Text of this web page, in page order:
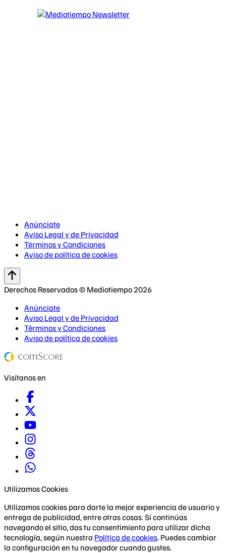
Anúnciate
Aviso Legal y de Privacidad
Términos y Condiciones
Aviso de política de cookies
Derechos Reservados © Mediotiempo 2026
Anúnciate
Aviso Legal y de Privacidad
Términos y Condiciones
Aviso de política de cookies
Visítanos en
Utilizamos Cookies
Utilizamos cookies para darte la mejor experiencia de usuario y
entrega de publicidad, entre otras cosas. Si continúas
navegando el sitio, das tu consentimiento para utilizar dicha
tecnología, según nuestra Política de cookies. Puedes cambiar
la configuración en tu navegador cuando gustes.